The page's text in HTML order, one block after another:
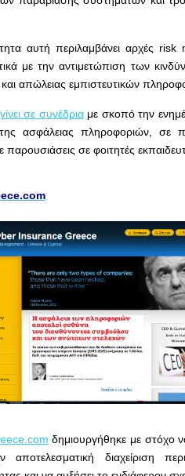
αυτή περιλαμβάνει αρχές risk
με την αντιμετώπιση των
απώλειας εμπιστευτικών
σε συνέδριαμε σκοπό την
ασφάλειας πληροφοριών, σε
σε φοιτητές
δημιουργήθηκε με στόχο
διαχείριση